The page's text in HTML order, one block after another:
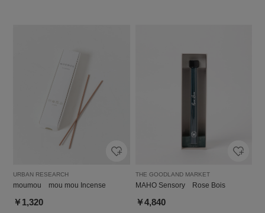
URBAN RESEARCH
moumou mou mou Incense
￥1,320
THE GOODLAND MARKET
MAHO Sensory Rose Bois
￥4,840